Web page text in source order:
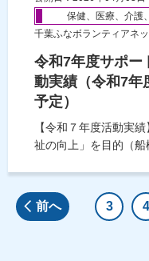
保健、医療、介護
千葉ふなボランティアネ
令和7年度サポー
動実績（令和7年
予定）
【令和７年度活動実
祉の向上」を目的（船
前へ 3 4